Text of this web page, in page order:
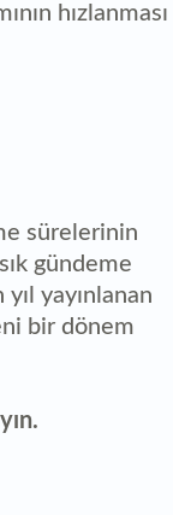
hızlanması
sürelerinin
gündeme
yayınlanan
bir dönem